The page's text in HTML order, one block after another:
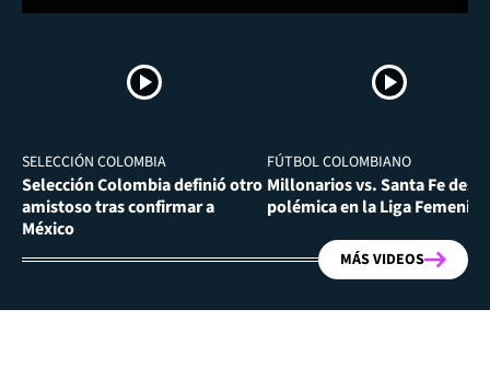
SELECCIÓN COLOMBIA
Selección Colombia definió otro
amistoso tras confirmar a
México
FÚTBOL COLOMBIANO
Millonarios vs. Santa Fe
polémica en la Liga Femenina
MÁS VIDEOS